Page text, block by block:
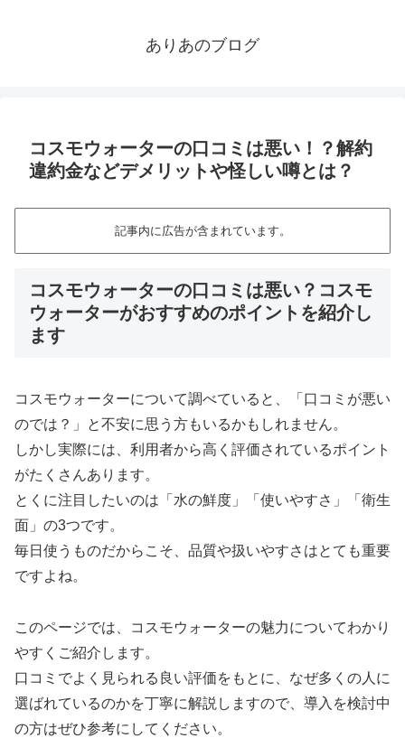
ありあのブログ
コスモウォーターの口コミは悪い！？解約
違約金などデメリットや怪しい噂とは？
記事内に広告が含まれています。
コスモウォーターの口コミは悪い？コスモ
ウォーターがおすすめのポイントを紹介し
ます
コスモウォーターについて調べていると、「口コミが悪い
のでは？」と不安に思う方もいるかもしれません。
しかし実際には、利用者から高く評価されているポイント
がたくさんあります。
とくに注目したいのは「水の鮮度」「使いやすさ」「衛生
面」の3つです。
毎日使うものだからこそ、品質や扱いやすさはとても重要
ですよね。
このページでは、コスモウォーターの魅力についてわかり
やすくご紹介します。
口コミでよく見られる良い評価をもとに、なぜ多くの人に
選ばれているのかを丁寧に解説しますので、導入を検討中
の方はぜひ参考にしてください。